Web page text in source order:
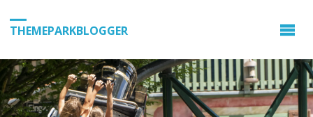
THEMEPARKBLOGGER